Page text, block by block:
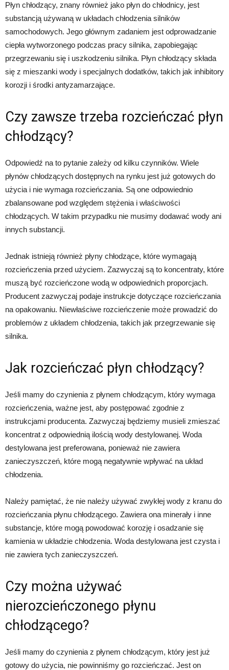
Płyn chłodzący, znany również jako płyn do chłodnicy, jest
substancją używaną w układach chłodzenia silników
samochodowych. Jego głównym zadaniem jest odprowadzanie
ciepła wytworzonego podczas pracy silnika, zapobiegając
przegrzewaniu się i uszkodzeniu silnika. Płyn chłodzący składa
się z mieszanki wody i specjalnych dodatków, takich jak inhibitory
korozji i środki antyzamarzające.
Czy zawsze trzeba rozcieńczać płyn
chłodzący?
Odpowiedź na to pytanie zależy od kilku czynników. Wiele
płynów chłodzących dostępnych na rynku jest już gotowych do
użycia i nie wymaga rozcieńczania. Są one odpowiednio
zbalansowane pod względem stężenia i właściwości
chłodzących. W takim przypadku nie musimy dodawać wody ani
innych substancji.
Jednak istnieją również płyny chłodzące, które wymagają
rozcieńczenia przed użyciem. Zazwyczaj są to koncentraty, które
muszą być rozcieńczone wodą w odpowiednich proporcjach.
Producent zazwyczaj podaje instrukcje dotyczące rozcieńczania
na opakowaniu. Niewłaściwe rozcieńczenie może prowadzić do
problemów z układem chłodzenia, takich jak przegrzewanie się
silnika.
Jak rozcieńczać płyn chłodzący?
Jeśli mamy do czynienia z płynem chłodzącym, który wymaga
rozcieńczenia, ważne jest, aby postępować zgodnie z
instrukcjami producenta. Zazwyczaj będziemy musieli zmieszać
koncentrat z odpowiednią ilością wody destylowanej. Woda
destylowana jest preferowana, ponieważ nie zawiera
zanieczyszczeń, które mogą negatywnie wpływać na układ
chłodzenia.
Należy pamiętać, że nie należy używać zwykłej wody z kranu do
rozcieńczania płynu chłodzącego. Zawiera ona minerały i inne
substancje, które mogą powodować korozję i osadzanie się
kamienia w układzie chłodzenia. Woda destylowana jest czysta i
nie zawiera tych zanieczyszczeń.
Czy można używać
nierozcieńczonego płynu
chłodzącego?
Jeśli mamy do czynienia z płynem chłodzącym, który jest już
gotowy do użycia, nie powinniśmy go rozcieńczać. Jest on